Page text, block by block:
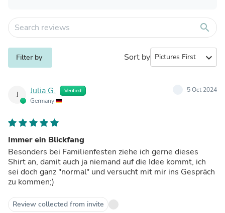
search
Filter by Sort by expand_more
J Julia G. Verified
Germany
5 Oct 2024
Immer ein Blickfang
Besonders bei Familienfesten ziehe ich gerne dieses
Shirt an, damit auch ja niemand auf die Idee kommt, ich
sei doch ganz "normal" und versucht mit mir ins Gespräch
zu kommen;)
Review collected from invite